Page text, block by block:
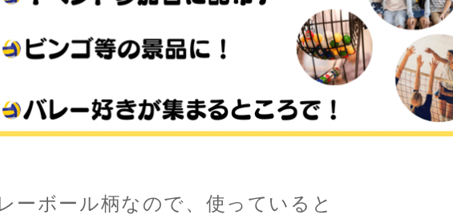
ーボール柄なので、使っていると